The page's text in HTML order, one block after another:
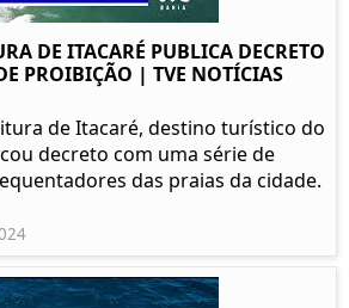
DE ITACARÉ PUBLICA DECRETO
PROIBIÇÃO | TVE NOTÍCIAS
de Itacaré, destino turístico do
decreto com uma série de
das praias da cidade.